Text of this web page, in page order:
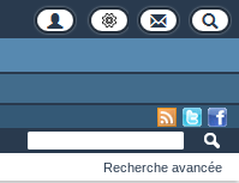
Recherche avancée